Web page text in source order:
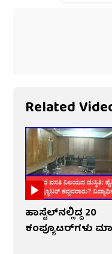
Related
ಹಾಸ್ಟೆಲ್‌ನಲ್ಲಿದ್ದ 20
ಕಂಪ್ಯೂಟರ್‌ಗಳು